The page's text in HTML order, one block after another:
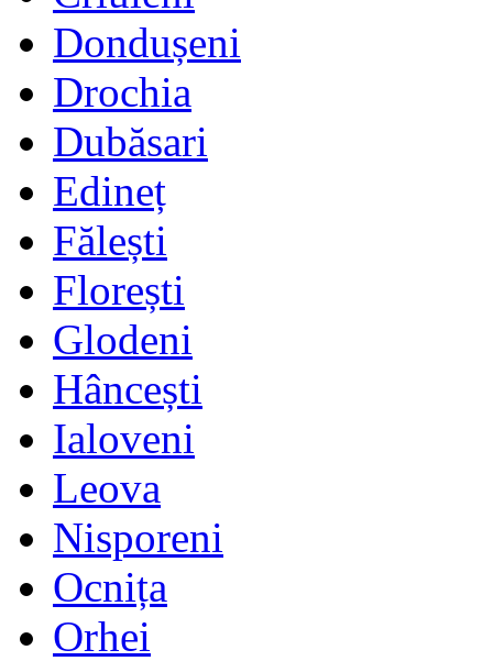
Dondușeni
Drochia
Dubăsari
Edineț
Fălești
Florești
Glodeni
Hâncești
Ialoveni
Leova
Nisporeni
Ocnița
Orhei